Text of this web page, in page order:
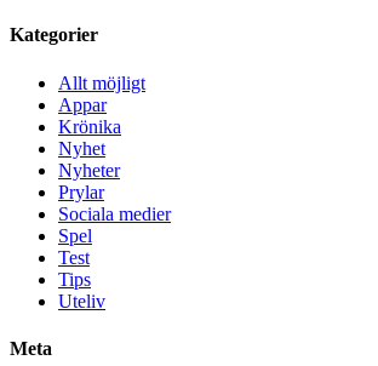
Kategorier
Allt möjligt
Appar
Krönika
Nyhet
Nyheter
Prylar
Sociala medier
Spel
Test
Tips
Uteliv
Meta